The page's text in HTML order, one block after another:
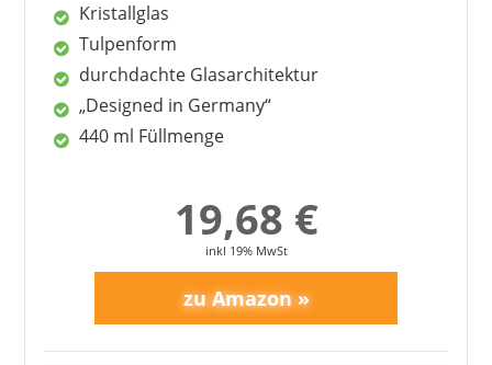
Kristallglas
Tulpenform
durchdachte Glasarchitektur
„Designed in Germany“
440 ml Füllmenge
19,68 €
inkl 19% MwSt